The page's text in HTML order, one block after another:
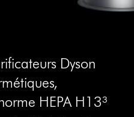
Dyson
HEPA H13³